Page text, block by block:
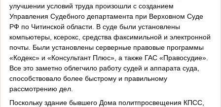
улучшении условий труда произошли с созданием
Управления Судебного департамента при Верховном Суде
РФ по Читинской области. В суде были установлены
компьютеры, ксерокс, средства факсимильной и электронной
почты. Были установлены серверные правовые программы
«Кодекс» и «Консультант Плюс», а также ГАС «Правосудие».
Все это заметно облегчило работу судей и аппарата суда,
способствовало более быстрому и правильному
рассмотрению дел.
Поскольку здание бывшего Дома политпросвещения КПСС,